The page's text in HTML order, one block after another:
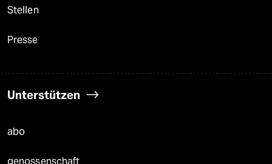
Stellen
Presse
Unterstützen
abo
genossenschaft